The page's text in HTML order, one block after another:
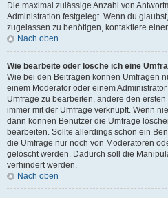
Die maximal zulässige Anzahl von
Administration festgelegt. Wenn du
zugelassen zu benötigen, kontaktiere
Nach oben
Wie bearbeite oder lösche ich eine
Wie bei den Beiträgen können Umfragen
einem Moderator oder einem
Umfrage zu bearbeiten, ändere den
immer mit der Umfrage verknüpft. Wenn
dann können Benutzer die Umfrage
bearbeiten. Sollte allerdings schon ein
die Umfrage nur noch von Moderatoren
gelöscht werden. Dadurch soll die
verhindert werden.
Nach oben